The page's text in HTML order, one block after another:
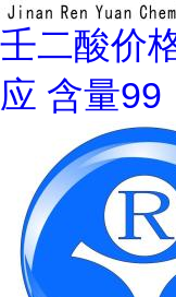
壬二酸价
应 含量99